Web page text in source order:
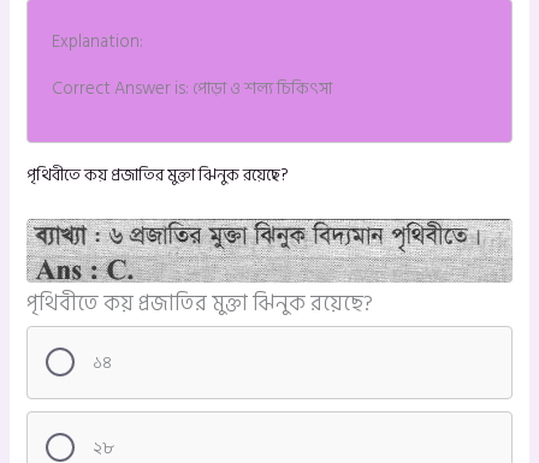
Explanation:
Correct Answer is: পোড়া ও শল্য চিকিৎসা
পৃথিবীতে কয় প্রজাতির মুক্তা ঝিনুক রয়েছে?
পৃথিবীতে কয় প্রজাতির মুক্তা ঝিনুক রয়েছে?
১৪
২৮